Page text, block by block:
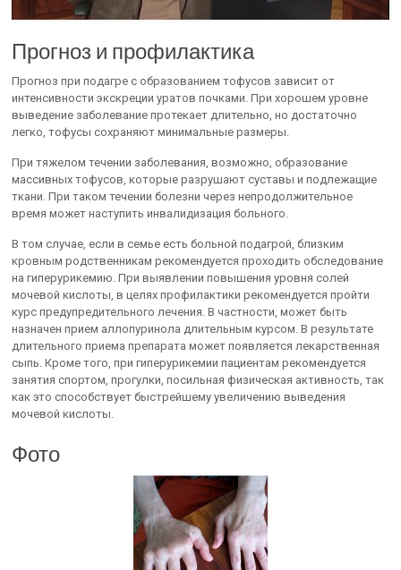
Прогноз и профилактика
Прогноз при подагре с образованием тофусов зависит от
интенсивности экскреции уратов почками. При хорошем уровне
выведение заболевание протекает длительно, но достаточно
легко, тофусы сохраняют минимальные размеры.
При тяжелом течении заболевания, возможно, образование
массивных тофусов, которые разрушают суставы и подлежащие
ткани. При таком течении болезни через непродолжительное
время может наступить инвалидизация больного.
В том случае, если в семье есть больной подагрой, близким
кровным родственникам рекомендуется проходить обследование
на гиперурикемию. При выявлении повышения уровня солей
мочевой кислоты, в целях профилактики рекомендуется пройти
курс предупредительного лечения. В частности, может быть
назначен прием аллопуринола длительным курсом. В результате
длительного приема препарата может появляется лекарственная
сыпь. Кроме того, при гиперурикемии пациентам рекомендуется
занятия спортом, прогулки, посильная физическая активность, так
как это способствует быстрейшему увеличению выведения
мочевой кислоты.
Фото